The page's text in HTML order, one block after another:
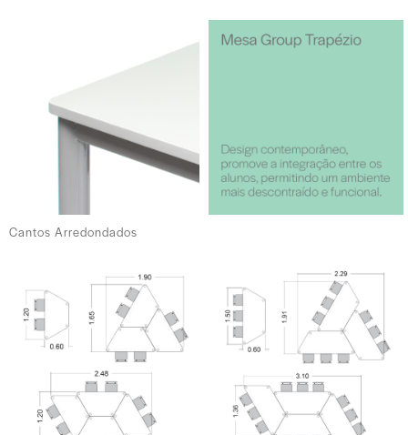
Cantos Arredondados